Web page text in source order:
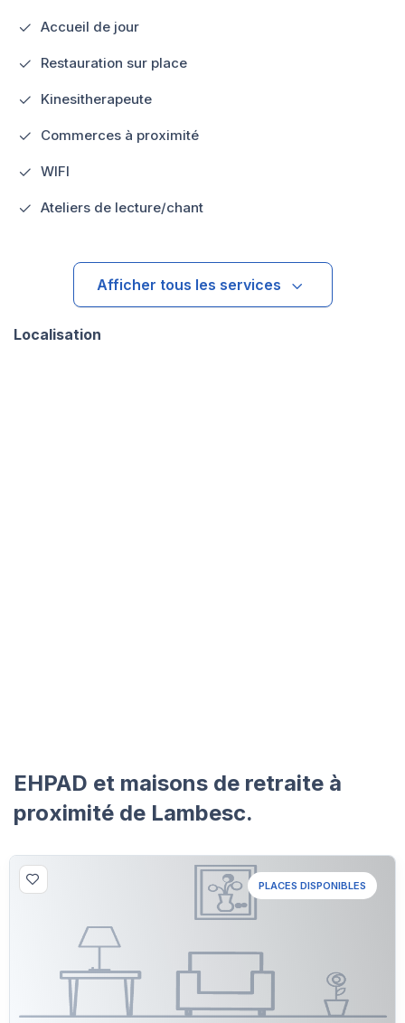
Accueil de jour
Restauration sur place
Kinesitherapeute
Commerces à proximité
WIFI
Ateliers de lecture/chant
Afficher tous les services
Localisation
EHPAD et maisons de retraite à
proximité de Lambesc.
PLACES DISPONIBLES